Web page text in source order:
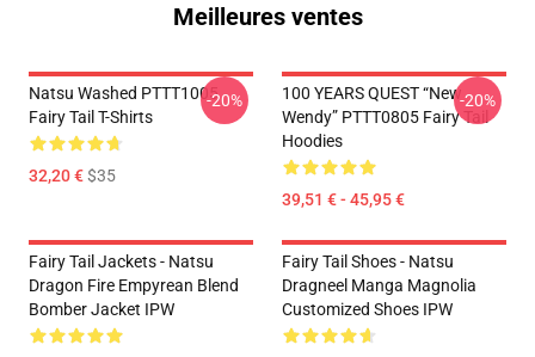
Meilleures ventes
Natsu Washed PTTT1005
Fairy Tail T-Shirts
32,20 €$35
-20%
100 YEARS QUEST “New
Wendy” PTTT0805 Fairy Tail
Hoodies
39,51 € - 45,95 €
-20%
Fairy Tail Jackets - Natsu
Dragon Fire Empyrean Blend
Bomber Jacket IPW
Fairy Tail Shoes - Natsu
Dragneel Manga Magnolia
Customized Shoes IPW